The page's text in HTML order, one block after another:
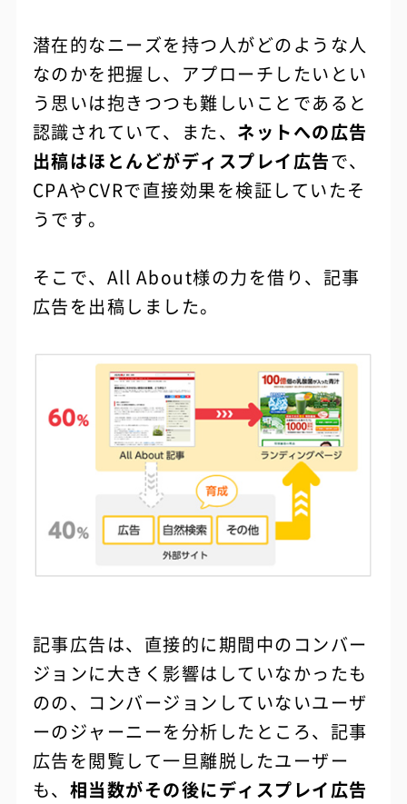
潜在的なニーズを持つ人がどのような人
なのかを把握し、アプローチしたいとい
う思いは抱きつつも難しいことであると
認識されていて、また、 ネットへの広告
出稿はほとんどがディスプレイ広告で、
CPAやCVRで直接効果を検証していたそ
うです。
そこで、All About様の力を借り、記事
広告を出稿しました。
記事広告は、直接的に期間中のコンバー
ジョンに大きく影響はしていなかったも
のの、コンバージョンしていないユーザ
ーのジャーニーを分析したところ、記事
広告を閲覧して一旦離脱したユーザー
も、 相当数がその後にディスプレイ広告